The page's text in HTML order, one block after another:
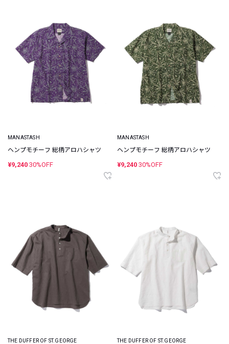
MANASTASH
ヘンプモチーフ 総柄アロハシャツ
¥9,240 30%OFF
MANASTASH
ヘンプモチーフ 総柄アロハシャツ
¥9,240 30%OFF
THE DUFFER OF ST.GEORGE THE DUFFER OF ST.GEORGE